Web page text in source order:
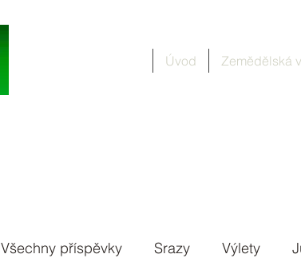
Úvod Zemědělská
Všechny příspěvky Srazy Výlety